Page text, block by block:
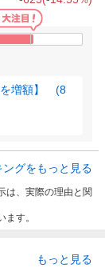
を増額】 (8
グをもっと見る
は、実際の理由と関
す。
もっと見る